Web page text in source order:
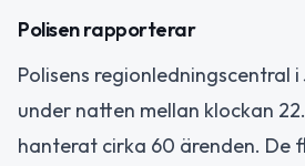
Polisen rapporterar
Polisens regionledningscentral
under natten mellan klockan
hanterat cirka 60 ärenden. De